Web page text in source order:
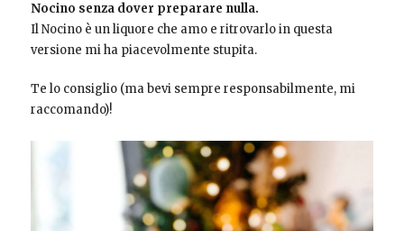
Nocino senza dover preparare nulla.
Il Nocino è un liquore che amo e ritrovarlo in questa
versione mi ha piacevolmente stupita.
Te lo consiglio (ma bevi sempre responsabilmente, mi
raccomando)!